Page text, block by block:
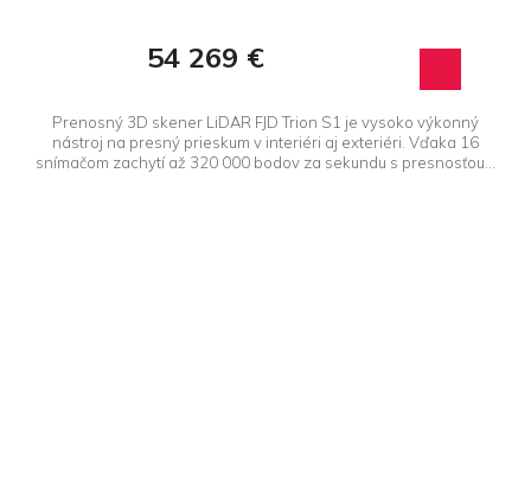
54 269 €
Prenosný 3D skener LiDAR FJD Trion S1 je vysoko výkonný
nástroj na presný prieskum v interiéri aj exteriéri. Vďaka 16
snímačom zachytí až 320 000 bodov za sekundu s presnosťou...